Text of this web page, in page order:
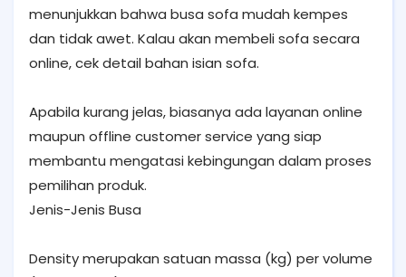
menunjukkan bahwa busa sofa mudah kempes
dan tidak awet. Kalau akan membeli sofa secara
online, cek detail bahan isian sofa.
Apabila kurang jelas, biasanya ada layanan online
maupun offline customer service yang siap
membantu mengatasi kebingungan dalam proses
pemilihan produk.
Jenis-Jenis Busa
Density merupakan satuan massa (kg) per volume